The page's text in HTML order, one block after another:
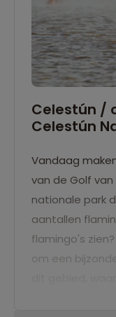
Celestún /
Celestún
Vandaag
van de Golf
nationale park
aantallen
flamingo's
om een